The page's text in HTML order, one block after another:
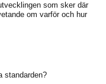
som sker där
om varför och hur
standarden?